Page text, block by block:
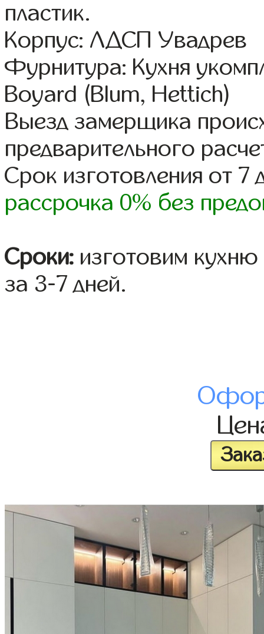
пластик.
Корпус: ЛДСП Увадрев
Фурнитура: Кухня
Boyard (Blum, Hettich)
Выезд замерщика
предварительного
Срок изготовления от 7
рассрочка 0% без
Сроки: изготовим
за 3-7 дней.